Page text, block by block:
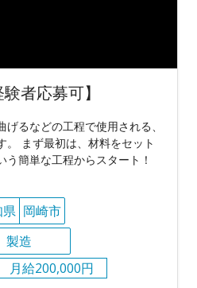
者応募可】
るなどの工程で使用される、
。 まず最初は、材料をセット
う簡単な工程からスタート！
岡崎市
製造
月給200,000円